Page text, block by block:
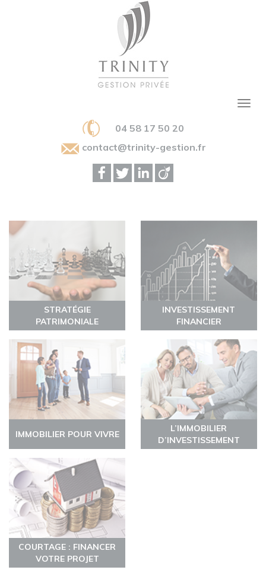
04 58 17 50 20
contact@trinity-gestion.fr
STRATÉGIE
PATRIMONIALE
INVESTISSEMENT
FINANCIER
IMMOBILIER POUR VIVRE
L’IMMOBILIER
D’INVESTISSEMENT
COURTAGE : FINANCER
VOTRE PROJET